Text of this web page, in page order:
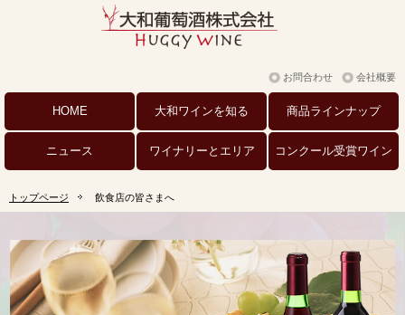
会社概要
お問合わせ
HOME 大和ワインを知る 商品ラインナップ
ニュース ワイナリーと エリア コンクール受賞ワイン
トップページ 飲食店の皆さまへ